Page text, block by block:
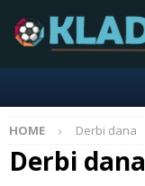
HOME Derbi dana
Derbi dana